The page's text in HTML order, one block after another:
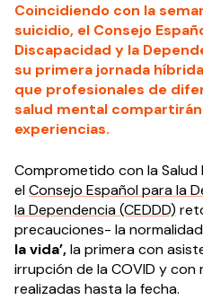
Coincidiendo con la
suicidio, el Consejo
Discapacidad y la
su primera jornada
que profesionales de
salud mental
experiencias.
Comprometido con la
elConsejo Español para la
la Dependencia (CEDDD)
precauciones- la
la vida’,la primera con
irrupción de la COVID y
realizadas hasta la fecha.